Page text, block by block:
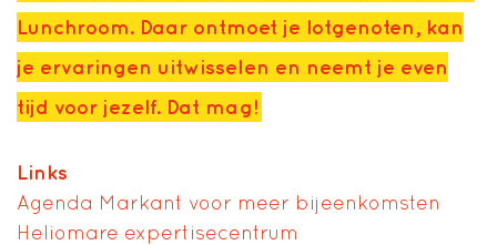
Lunchroom. Daar ontmoet je lotgenoten, kan
je ervaringen uitwisselen en neemt je even
tijd voor jezelf. Dat mag!
Links
Agenda Markant voor meer bijeenkomsten
Heliomare expertisecentrum